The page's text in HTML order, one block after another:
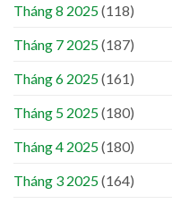
Tháng 8 2025(118)
Tháng 7 2025(187)
Tháng 6 2025(161)
Tháng 5 2025(180)
Tháng 4 2025(180)
Tháng 3 2025(164)